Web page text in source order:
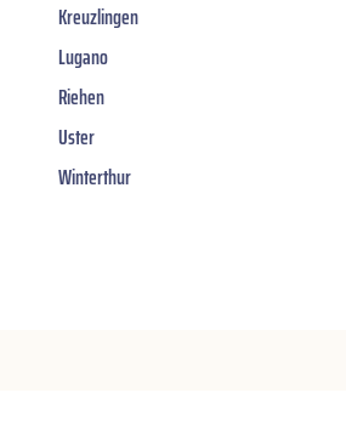
Kreuzlingen
Lugano
Riehen
Uster
Winterthur